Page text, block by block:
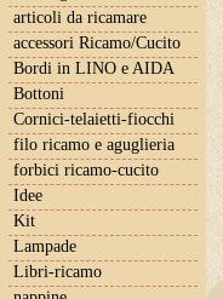
articoli da ricamare
accessori Ricamo/Cucito
Bordi in LINO e AIDA
Bottoni
Cornici-telaietti-fiocchi
filo ricamo e aguglieria
forbici ricamo-cucito
Idee
Kit
Lampade
Libri-ricamo